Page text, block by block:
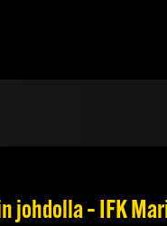
johdolla – IFK